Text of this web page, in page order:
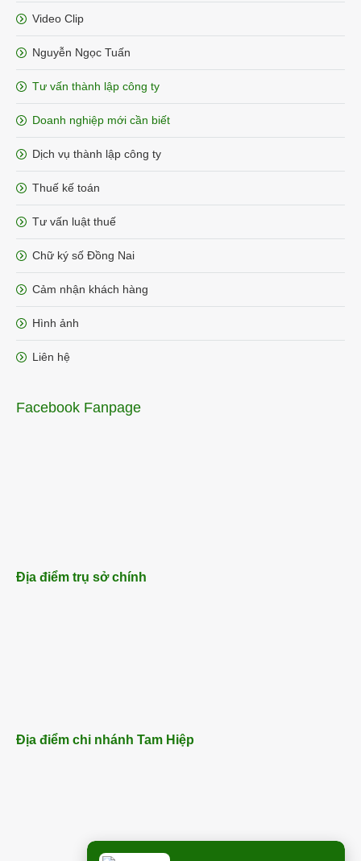
Video Clip
Nguyễn Ngọc Tuấn
Tư vấn thành lập công ty
Doanh nghiệp mới cần biết
Dịch vụ thành lập công ty
Thuế kế toán
Tư vấn luật thuế
Chữ ký số Đồng Nai
Cảm nhận khách hàng
Hình ảnh
Liên hệ
Facebook Fanpage
Địa điểm trụ sở chính
Địa điểm chi nhánh Tam Hiệp